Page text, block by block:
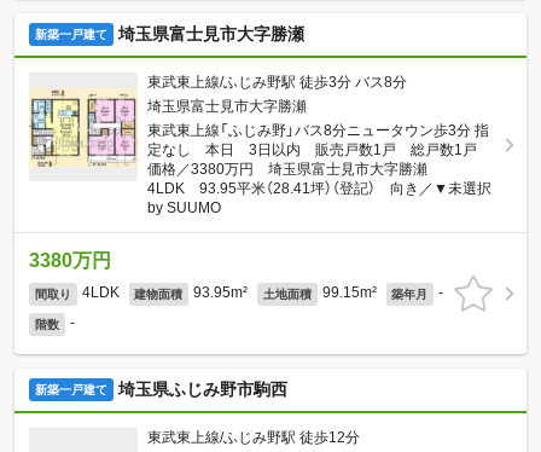
新築一戸建て 埼玉県富士見市大字勝瀬
東武東上線/ふじみ野駅 徒歩3分 バス8分
埼玉県富士見市大字勝瀬
東武東上線「ふじみ野」バス8分ニュータウン歩3分 指
定なし 本日 3日以内 販売戸数1戸 総戸数1戸
価格／3380万円 埼玉県富士見市大字勝瀬
4LDK 93.95平米（28.41坪）（登記） 向き／▼未選択
by SUUMO
3380万円
間取り 4LDK 建物面積 93.95m² 土地面積 99.15m² 築年月 -
階数 -
新築一戸建て 埼玉県ふじみ野市駒西
東武東上線/ふじみ野駅 徒歩12分